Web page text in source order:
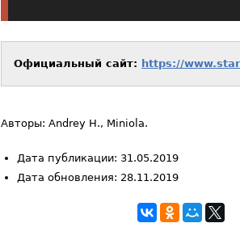
Официальный сайт: https://
Авторы: Andrey H., Miniola.
Дата публикации: 31.05.2019
Дата обновления: 28.11.2019